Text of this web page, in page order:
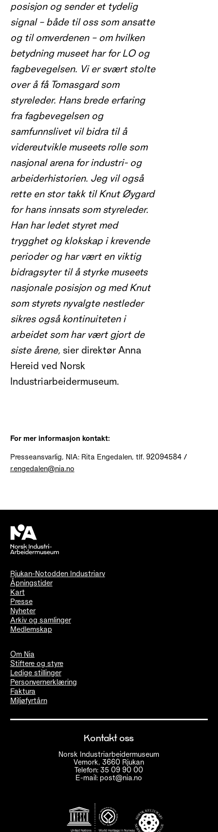
posisjon og sender et tydelig
signal – både til oss som ansatte
og til omverdenen – om hvilken
betydning museet har for LO og
fagbevegelsen. Vi er svært stolte
over å få Tomasgard som
styreleder. Hans brede erfaring
fra fagbevegelsen og
samfunnslivet vil bidra til å
videreutvikle museets rolle som
nasjonal arena for industri- og
arbeiderhistorien. Jeg vil også
rette en stor takk til Knut Øygard
for hans innsats som styreleder.
Han har ledet styret med
trygghet og klokskap i krevende
perioder og har vært en viktig
bidragsyter til å styrke museets
nasjonale posisjon og med Knut
som styrets nyvalgte nestleder
sikres også kontinuiteten i
arbeidet som har vært gjort de
siste årene, sier direktør Anna
Hereid ved Norsk
Industriarbeidermuseum.
For mer informasjon kontakt:
Presseansvarlig, NIA: Rita Engedalen, tlf. 92094584 /
r.engedalen@nia.no
Rjukan-Notodden Industriarv
Åpningstider
Kart
Presse
Nyheter
Arkiv og samlinger
Medlemskap
Om Nia
Stiftere og styre
Ledige stillinger
Personvernerklæring
Faktura
Miljøfyrtårn
Kontakt oss
Norsk Industriarbeidermuseum
Vemork, 3660 Rjukan
Telefon: 35 09 90 00
E-mail: post@nia.no